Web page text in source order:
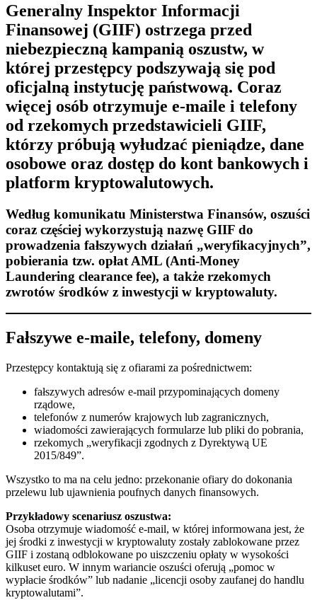
Generalny Inspektor Informacji
Finansowej (GIIF) ostrzega przed
niebezpieczną kampanią oszustw, w
której przestępcy podszywają się pod
oficjalną instytucję państwową. Coraz
więcej osób otrzymuje e-maile i telefony
od rzekomych przedstawicieli GIIF,
którzy próbują wyłudzać pieniądze, dane
osobowe oraz dostęp do kont bankowych i
platform kryptowalutowych.
Według komunikatu Ministerstwa Finansów, oszuści
coraz częściej wykorzystują nazwę GIIF do
prowadzenia fałszywych działań „weryfikacyjnych”,
pobierania tzw. opłat AML (Anti-Money
Laundering clearance fee), a także rzekomych
zwrotów środków z inwestycji w kryptowaluty.
Fałszywe e-maile, telefony, domeny
Przestępcy kontaktują się z ofiarami za pośrednictwem:
fałszywych adresów e-mail przypominających domeny
rządowe,
telefonów z numerów krajowych lub zagranicznych,
wiadomości zawierających formularze lub pliki do pobrania,
rzekomych „weryfikacji zgodnych z Dyrektywą UE
2015/849”.
Wszystko to ma na celu jedno: przekonanie ofiary do dokonania
przelewu lub ujawnienia poufnych danych finansowych.
Przykładowy scenariusz oszustwa:
Osoba otrzymuje wiadomość e-mail, w której informowana jest, że
jej środki z inwestycji w kryptowaluty zostały zablokowane przez
GIIF i zostaną odblokowane po uiszczeniu opłaty w wysokości
kilkuset euro. W innym wariancie oszuści oferują „pomoc w
wypłacie środków” lub nadanie „licencji osoby zaufanej do handlu
kryptowalutami”.